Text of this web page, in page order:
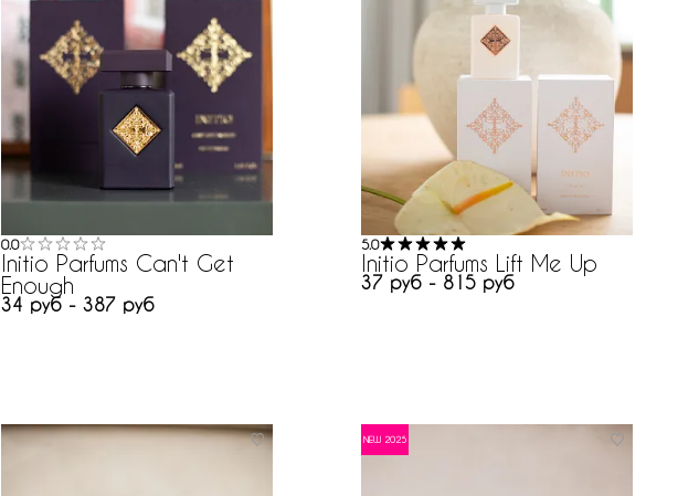
0.0
Initio Parfums Can't Get
Enough
34 руб - 387 руб
5.0
Initio Parfums Lift Me Up
37 руб - 815 руб
NEW 2025